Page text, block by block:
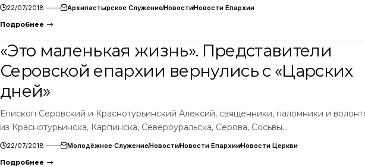
22/07/2018 Архипастырское СлужениеНовостиНовости Епархии
Подробнее
«Это маленькая жизнь». Представители
Серовской епархии вернулись с «Царских
дней»
Епископ Серовский и Краснотурьинский Алексий, священники, паломники и
из Краснотурьинска, Карпинска, Североуральска, Серова, Сосьвы…
22/07/2018 Молодёжное СлужениеНовостиНовости ЕпархииНовости Церкви
Подробнее